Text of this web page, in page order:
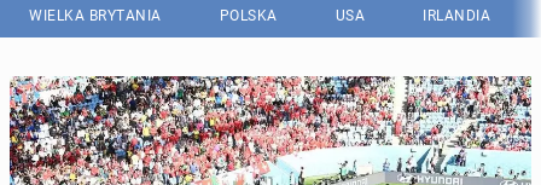
WIELKA BRYTANIA POLSKA USA IRLANDIA